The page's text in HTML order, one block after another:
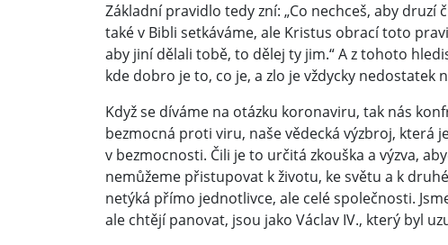
Základní pravidlo tedy zní: „Co nechceš, aby
také v Bibli setkáváme, ale Kristus obrací toto
aby jiní dělali tobě, to dělej ty jim.“ A z tohoto
kde dobro je to, co je, a zlo je vždycky nedostatek
Když se díváme na otázku koronaviru, tak nás
bezmocná proti viru, naše vědecká výzbroj, která
v bezmocnosti. Čili je to určitá zkouška a výzva,
nemůžeme přistupovat k životu, ke světu a k
netýká přímo jednotlivce, ale celé společnosti.
ale chtějí panovat, jsou jako Václav IV., který byl